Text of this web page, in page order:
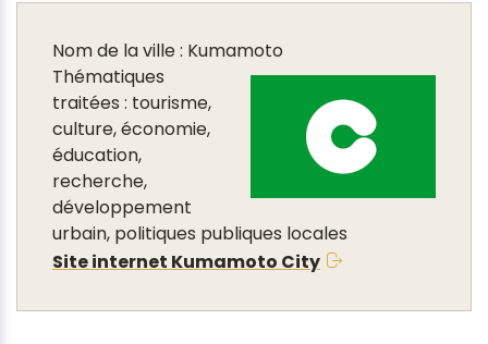
Nom de la ville : Kumamoto
Thématiques
traitées : tourisme,
culture, économie,
éducation,
recherche,
développement
urbain, politiques publiques locales
Site internet Kumamoto City